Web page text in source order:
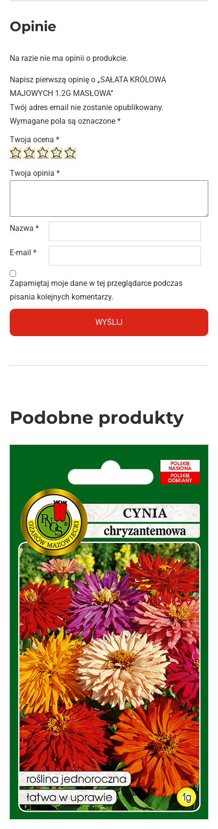
Opinie
Na razie nie ma opinii o produkcie.
Napisz pierwszą opinię o „SAŁATA KRÓLOWA
MAJOWYCH 1.2G MASŁOWA”
Twój adres email nie zostanie opublikowany.
Wymagane pola są oznaczone *
Twoja ocena *
Twoja opinia *
Nazwa *
E-mail *
Zapamiętaj moje dane w tej przeglądarce podczas
pisania kolejnych komentarzy.
Podobne produkty